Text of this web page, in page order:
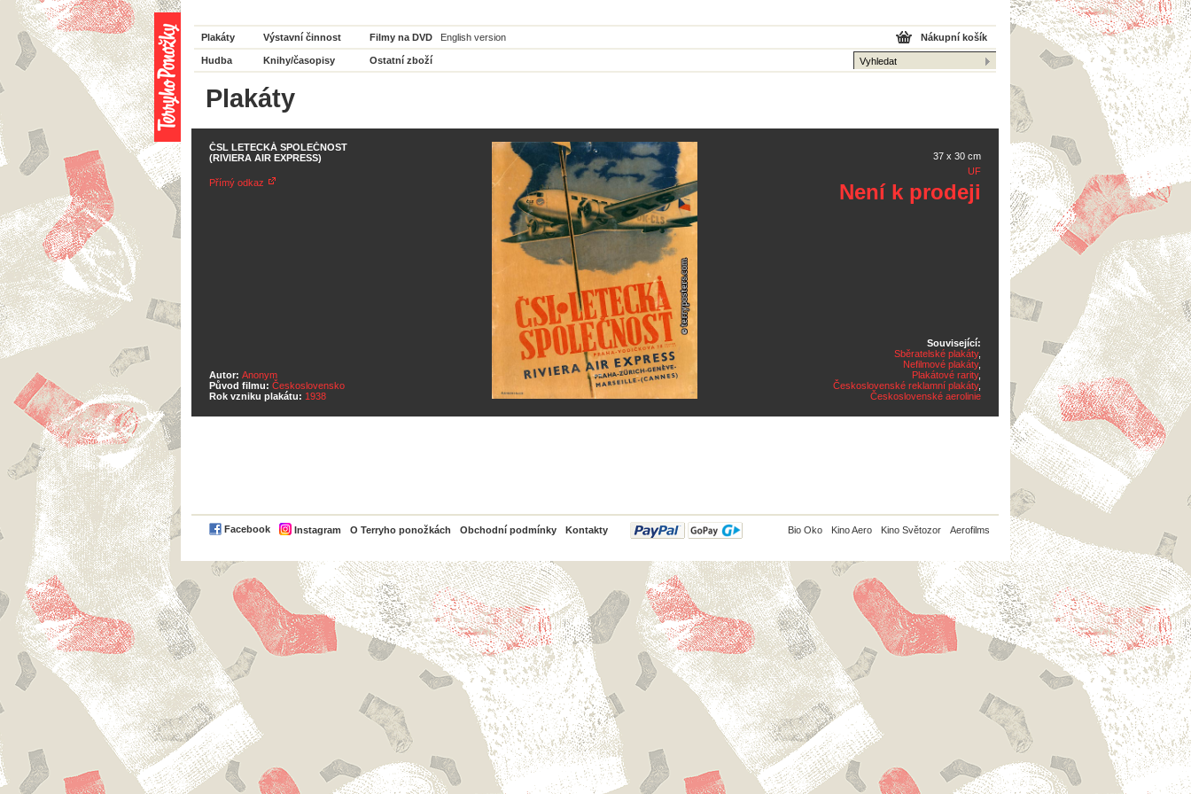
Plakáty Výstavní činnost Filmy na DVD English version
Hudba Knihy/časopisy Ostatní zboží
Nákupní košík
Plakáty
ČSL LETECKÁ SPOLEČNOST
(RIVIERA AIR EXPRESS)
Přímý odkaz
Autor: Anonym
Původ filmu: Československo
Rok vzniku plakátu: 1938
37 x 30 cm
UF
Není k prodeji
Související:
Sběratelské plakáty,
Nefilmové plakáty,
Plakátové rarity,
Československé reklamní plakáty,
Československé aerolinie
Facebook Instagram O Terryho ponožkách Obchodní podmínky Kontakty
PayPal Bio Oko Kino Aero Kino Světozor Aerofilms